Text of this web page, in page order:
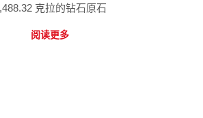
克拉的钻石原石
阅读更多